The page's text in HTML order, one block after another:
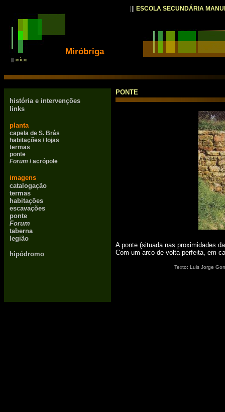
ESCOLA SECUNDÁRIA
Miróbriga
início
história e intervenções
links
planta
capela de S. Brás
habitações / lojas
termas
ponte
Forum / acrópole
imagens
catalogação
termas
habitações
escavações
ponte
Forum
taberna
legião
hipódromo
PONTE
A ponte (situada nas proximidades
Com um arco de volta perfeita, em
Texto: Luis Jorge